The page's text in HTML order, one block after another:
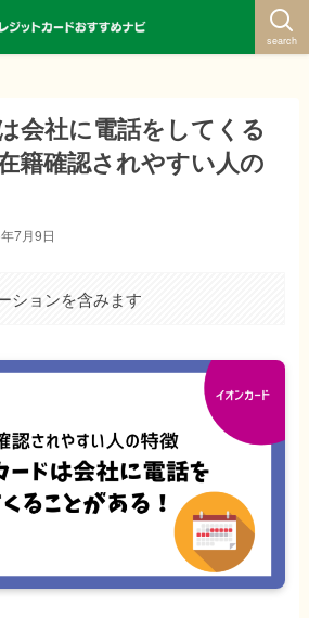
search
会社に電話をしてくる
籍確認されやすい人の
7月9日
ションを含みます